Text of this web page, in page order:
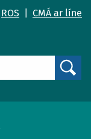
ROS CMÁ ar líne